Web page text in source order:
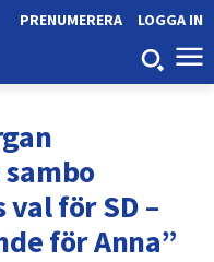
LOGGA IN
PRENUMERERA
för SD –
för Anna”